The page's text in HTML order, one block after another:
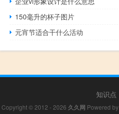
150毫升的杯子图片
元宵节适合干什么活动
知识点
Copyright © 2012 - 2026 久久网 Powered by